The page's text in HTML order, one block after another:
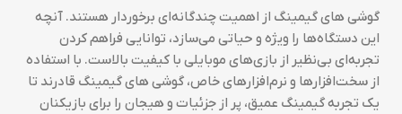
گوشی های گیمینگ از اهمیت چندگانه‌ای برخوردار هستند. آنچه
این دستگاه‌ها را ویژه و حیاتی می‌سازد، توانایی فراهم کردن
تجربه‌ای بی‌نظیر از بازی‌های موبایلی با کیفیت بالاست. با استفاده
از سخت‌افزارها و نرم‌افزارهای خاص، گوشی های گیمینگ قادرند تا
یک تجربه گیمینگ عمیق، پر از جزئیات و هیجان را برای بازیکنان